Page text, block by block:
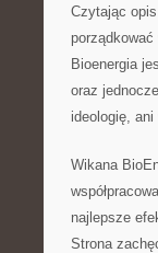
Czytając
Bioenergia
oraz
ideologię,
Wikana
najlepsze
Strona